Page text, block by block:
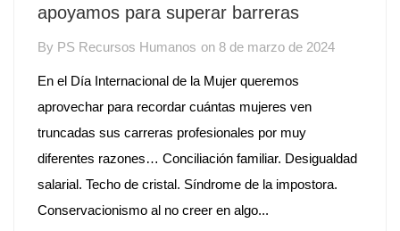
apoyamos para superar barreras
By PS Recursos Humanos on 8 de marzo de 2024
En el Día Internacional de la Mujer queremos
aprovechar para recordar cuántas mujeres ven
truncadas sus carreras profesionales por muy
diferentes razones… Conciliación familiar. Desigualdad
salarial. Techo de cristal. Síndrome de la impostora.
Conservacionismo al no creer en algo...